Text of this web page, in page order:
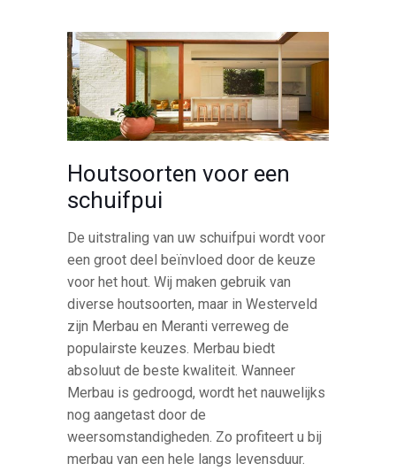
Houtsoorten voor een
schuifpui
De uitstraling van uw schuifpui wordt voor
een groot deel beïnvloed door de keuze
voor het hout. Wij maken gebruik van
diverse houtsoorten, maar in Westerveld
zijn Merbau en Meranti verreweg de
populairste keuzes. Merbau biedt
absoluut de beste kwaliteit. Wanneer
Merbau is gedroogd, wordt het nauwelijks
nog aangetast door de
weersomstandigheden. Zo profiteert u bij
merbau van een hele langs levensduur.